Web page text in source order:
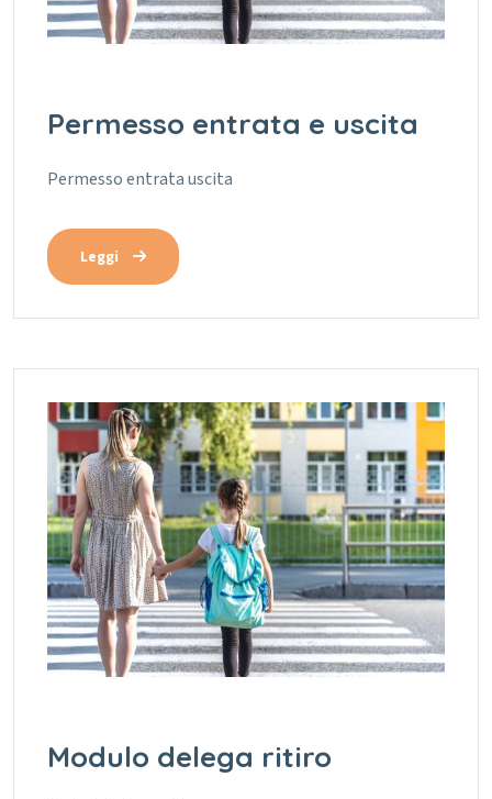
Permesso entrata e uscita
Permesso entrata uscita
Leggi
Modulo delega ritiro